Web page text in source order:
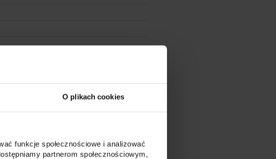
O plikach cookies
funkcje społecznościowe i analizować
partnerom społecznościowym,